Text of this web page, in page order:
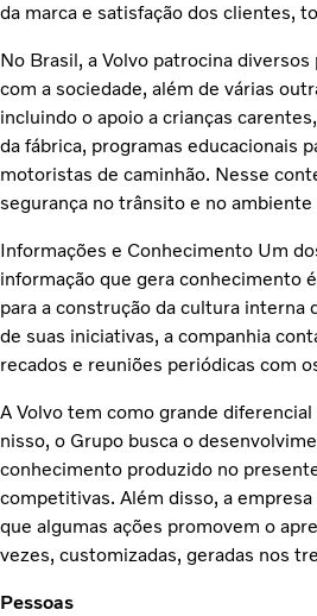
da marca e satisfação dos clientes,
No Brasil, a Volvo patrocina
com a sociedade, além de várias
incluindo o apoio a crianças
da fábrica, programas educacionais
motoristas de caminhão. Nesse
segurança no trânsito e no
Informações e Conhecimento Um
informação que gera conhecimento
para a construção da cultura interna
de suas iniciativas, a companhia
recados e reuniões periódicas com
A Volvo tem como grande
nisso, o Grupo busca o
conhecimento produzido no
competitivas. Além disso, a
que algumas ações promovem o
vezes, customizadas, geradas nos
Pessoas